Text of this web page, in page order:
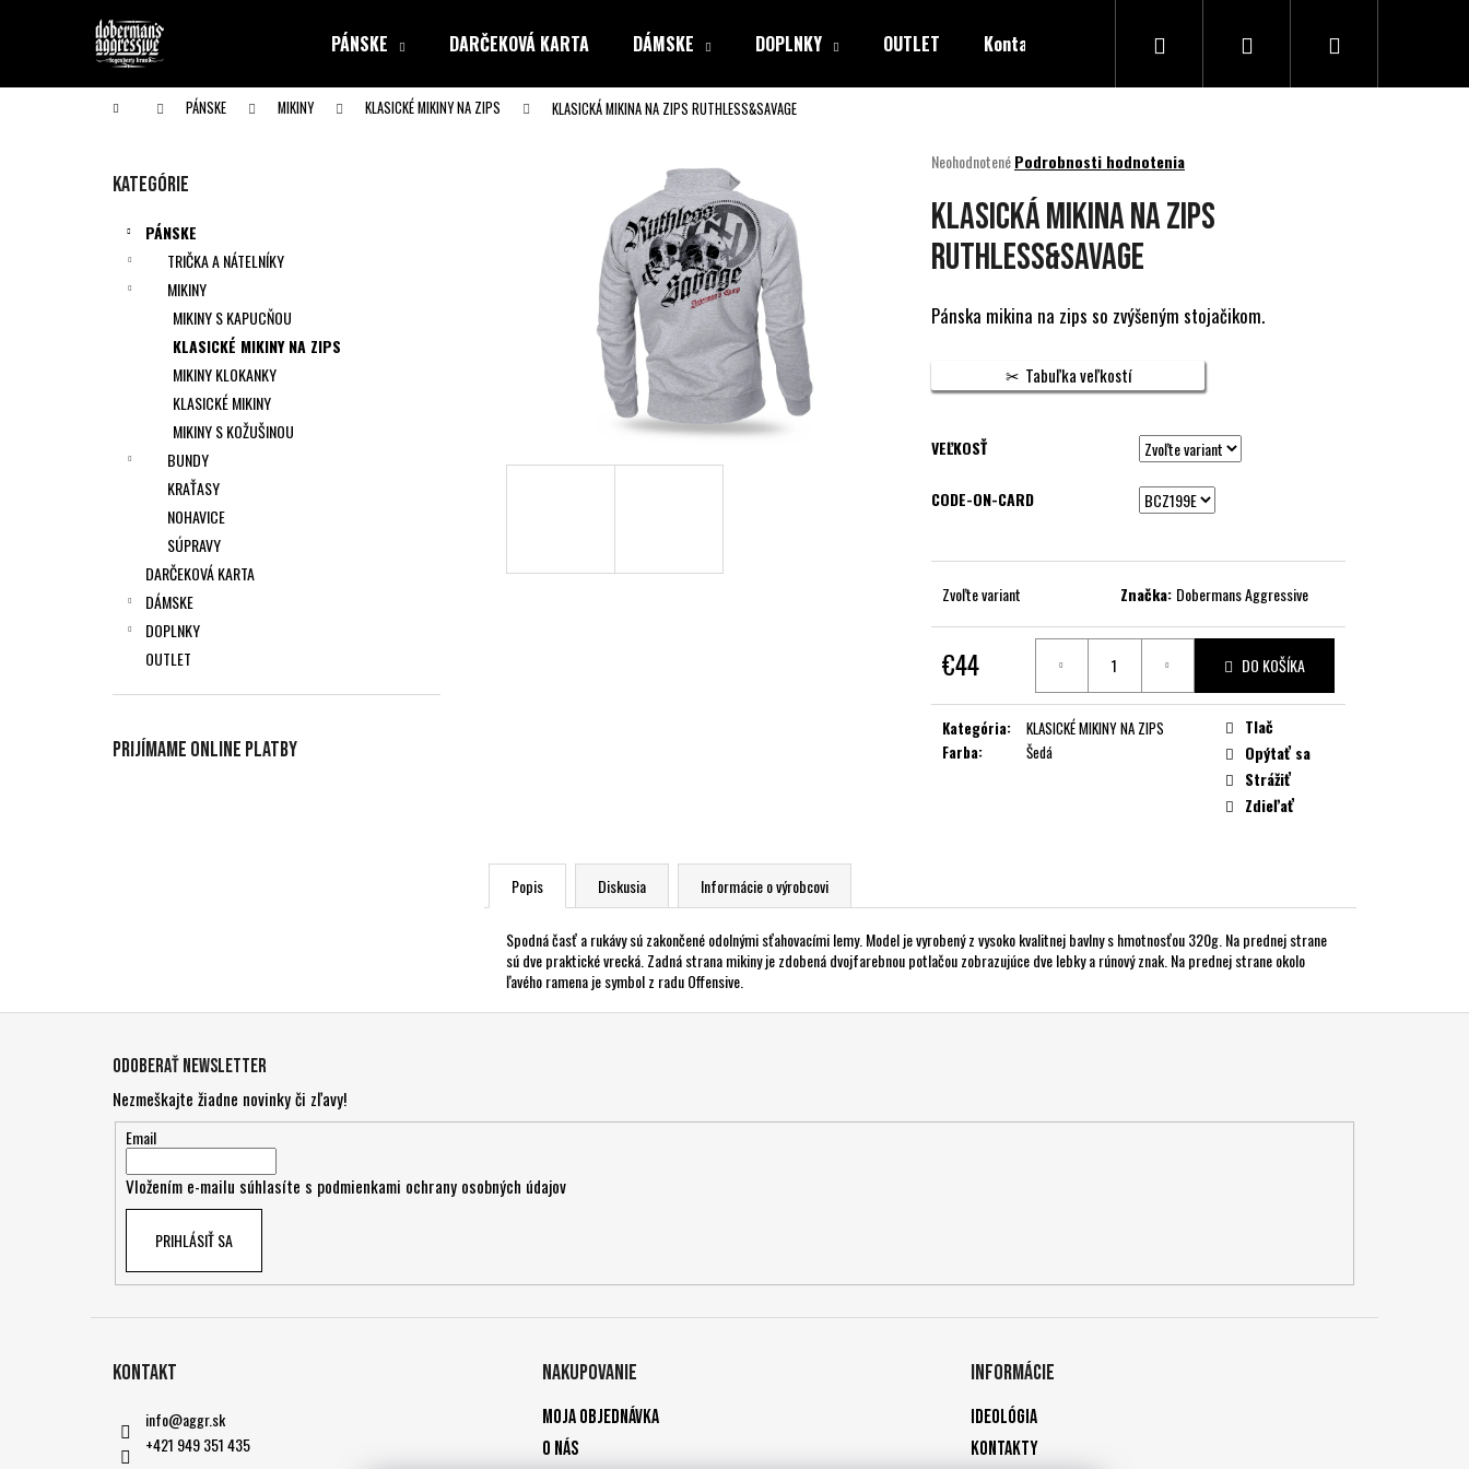
PÁNSKE DARČEKOVÁ KARTA DÁMSKE DOPLNKY OUTLET Kontakty Hľadať PrihlásenieNákupný
Domov PÁNSKE MIKINY KLASICKÉ MIKINY NA ZIPS KLASICKÁ MIKINA NA ZIPS RUTHLESS&SAVAGE
Preskočiť
Kategórie
PÁNSKE
TRIČKA A NÁTELNÍKY
MIKINY
MIKINY S KAPUCŇOU
KLASICKÉ MIKINY NA ZIPS
MIKINY KLOKANKY
KLASICKÉ MIKINY
MIKINY S KOŽUŠINOU
BUNDY
KRAŤASY
NOHAVICE
SÚPRAVY
DARČEKOVÁ KARTA
DÁMSKE
DOPLNKY
OUTLET
Prijímame online platby
Priemerné
produktu
je
0,0
z
hviezdičiek.
NeohodnotenéPodrobnosti hodnotenia
KLASICKÁ MIKINA NA ZIPS
RUTHLESS&SAVAGE
Pánska mikina na zips so zvýšeným stojačikom.
Tabuľka veľkostí
VEĽKOSŤ
CODE-ON-CARD
Zvoľte variant Značka: Dobermans Aggressive
€44
cena:
DO KOŠÍKA
Kategória:
KLASICKÉ MIKINY NA ZIPS
Farba: Šedá
Tlač
Opýtať sa
Strážiť
Zdieľať
Popis Diskusia Informácie o výrobcovi
Spodná časť a rukávy sú zakončené odolnými sťahovacími lemy. Model je vyrobený z vysoko kvalitnej bavlny s hmotnosťou 320g. Na prednej strane
sú dve praktické vrecká. Zadná strana mikiny je zdobená dvojfarebnou potlačou zobrazujúce dve lebky a rúnový znak. Na prednej strane okolo
ľavého ramena je symbol z radu Offensive.
í
Späť
do obchodu
Späť
do obchodu
Čo potrebujete nájsť?
HĽADAŤ
Odporúčame
Odoberať newsletter
Nezmeškajte žiadne novinky či zľavy!
Email
Vložením e-mailu súhlasíte s podmienkami ochrany osobných údajov
PRIHLÁSIŤ SA
Kontakt
info@aggr.sk
+421 949 351 435
Nakupovanie
Moja objednávka
O nás
Informácie
Ideológia
Kontakty